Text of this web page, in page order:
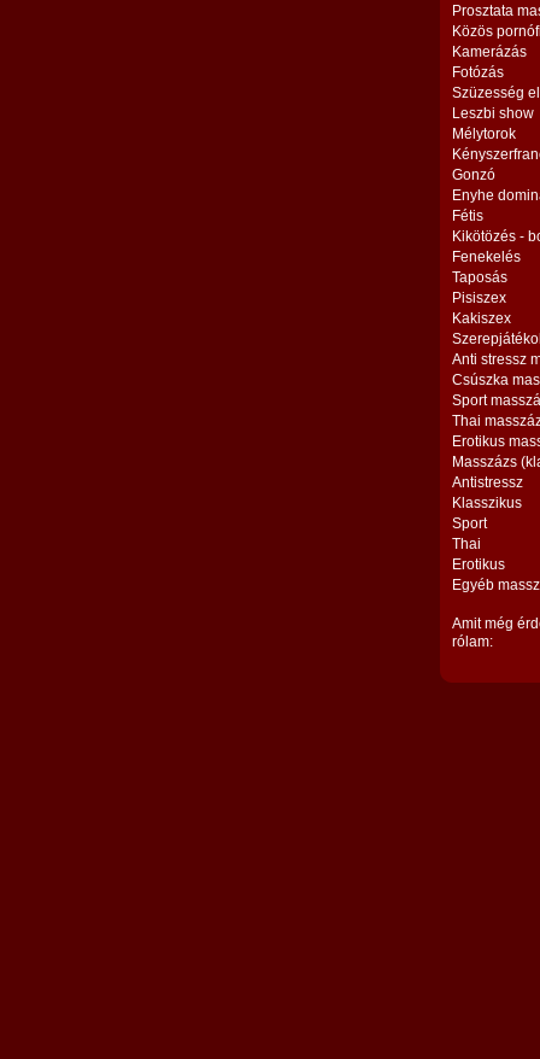
Prosztata
Közös
Kamerázás
Fotózás
Szüzesség
Leszbi show
Mélytorok
Gonzó
Enyhe
Fétis
Kikötözés -
Fenekelés
Taposás
Pisiszex
Kakiszex
Anti stressz
Csúszka
Sport
Thai
Erotikus
Masszázs
Antistressz
Klasszikus
Sport
Thai
Erotikus
Egyéb
Amit még
rólam: